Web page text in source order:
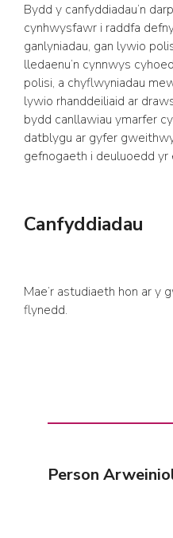
Bydd y canfyddiadau’n
cynhwysfawr i raddfa
ganlyniadau, gan lywio
lledaenu’n cynnwys
polisi, a chyflwyniadau
lywio rhanddeiliaid ar
bydd canllawiau ymarfer
datblygu ar gyfer
gefnogaeth i deuluoedd yr
Canfyddiadau
Mae’r astudiaeth hon ar y
flynedd.
Person